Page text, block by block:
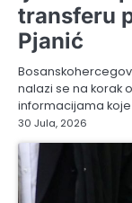
transferu
Pjanić
nalazi se na korak
informacijama
30 Jula, 2026